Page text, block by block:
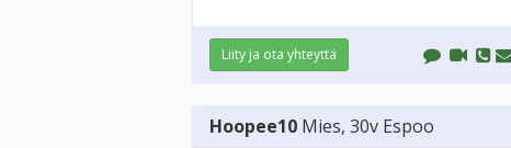
Liity ja ota yhteyttä
Hoopee10 Mies, 30v Espoo